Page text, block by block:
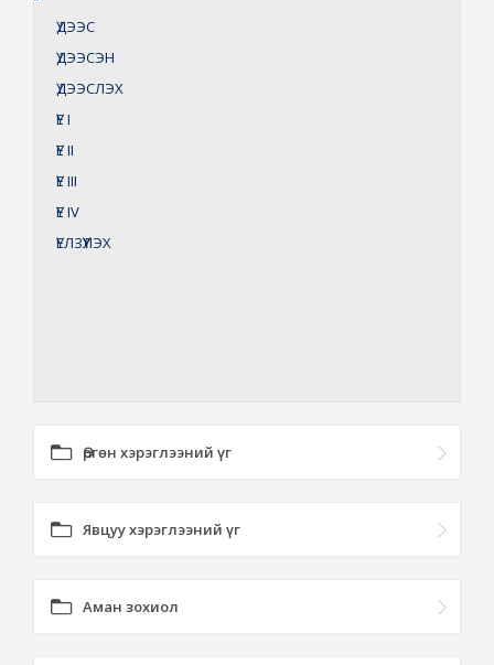
ҮДЭЭС
ҮДЭЭСЭН
ҮДЭЭСЛЭХ
ҮЕI
ҮЕII
ҮЕIII
ҮЕIV
ҮЕЛЗҮҮЛЭХ
Өргөн хэрэглээний үг
Явцуу хэрэглээний үг
Аман зохиол